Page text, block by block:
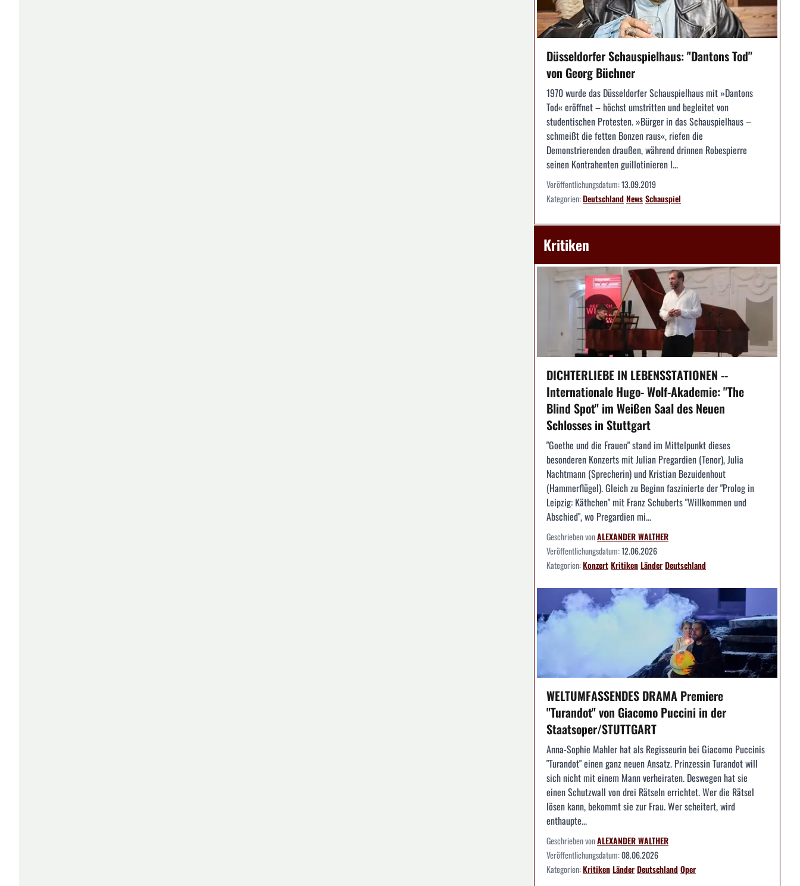
Düsseldorfer Schauspielhaus: "Dantons Tod"
von Georg Büchner
1970 wurde das Düsseldorfer Schauspielhaus mit »Dantons
Tod« eröffnet – höchst umstritten und begleitet von
studentischen Protesten. »Bürger in das Schauspielhaus –
schmeißt die fetten Bonzen raus«, riefen die
Demonstrierenden draußen, während drinnen Robespierre
seinen Kontrahenten guillotinieren l...
Veröffentlichungsdatum:13.09.2019
Kategorien:DeutschlandNewsSchauspiel
Kritiken
DICHTERLIEBE IN LEBENSSTATIONEN --
Internationale Hugo- Wolf-Akademie: "The
Blind Spot" im Weißen Saal des Neuen
Schlosses in Stuttgart
"Goethe und die Frauen" stand im Mittelpunkt dieses
besonderen Konzerts mit Julian Pregardien (Tenor), Julia
Nachtmann (Sprecherin) und Kristian Bezuidenhout
(Hammerflügel). Gleich zu Beginn faszinierte der "Prolog in
Leipzig: Käthchen" mit Franz Schuberts "Willkommen und
Abschied", wo Pregardien mi...
Geschrieben vonALEXANDER WALTHER
Veröffentlichungsdatum:12.06.2026
Kategorien:KonzertKritikenLänderDeutschland
WELTUMFASSENDES DRAMA Premiere
"Turandot" von Giacomo Puccini in der
Staatsoper/STUTTGART
Anna-Sophie Mahler hat als Regisseurin bei Giacomo Puccinis
"Turandot" einen ganz neuen Ansatz. Prinzessin Turandot will
sich nicht mit einem Mann verheiraten. Deswegen hat sie
einen Schutzwall von drei Rätseln errichtet. Wer die Rätsel
lösen kann, bekommt sie zur Frau. Wer scheitert, wird
enthaupte...
Geschrieben vonALEXANDER WALTHER
Veröffentlichungsdatum:08.06.2026
Kategorien:KritikenLänderDeutschlandOper